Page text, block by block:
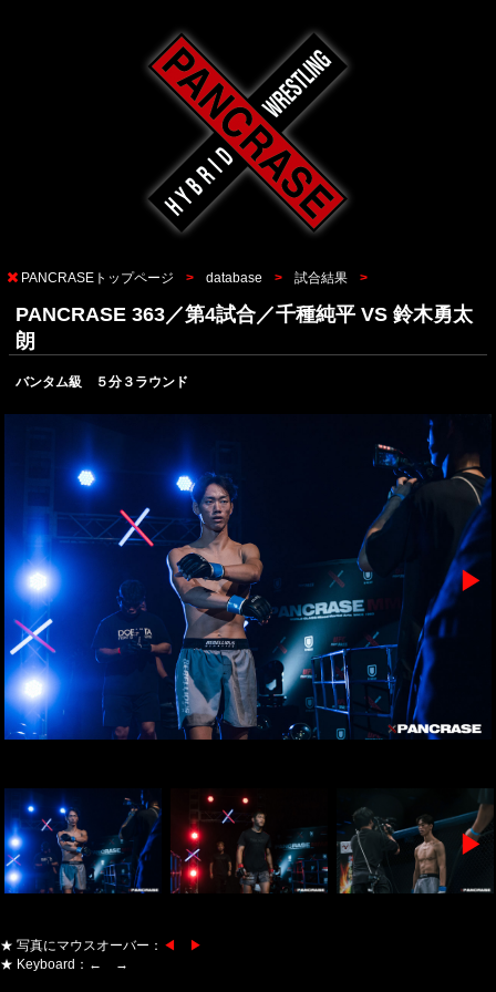
PANCRASEトップページ database 試合結果
PANCRASE 363／第4試合／千種純平 VS 鈴木勇太
朗
バンタム級 ５分３ラウンド
▶
▶
★ 写真にマウスオーバー： ◀ ▶
★ Keyboard：← →